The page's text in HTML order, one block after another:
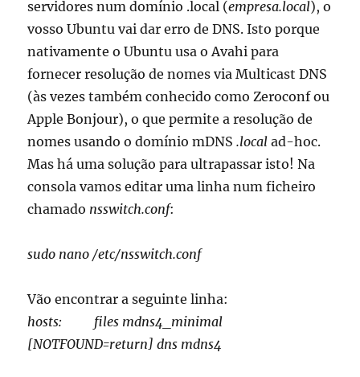
servidores num domínio .local (empresa.local), o
vosso Ubuntu vai dar erro de DNS. Isto porque
nativamente o Ubuntu usa oAvahi para
fornecer resolução de nomesvia Multicast DNS
(às vezes também conhecido como Zeroconf ou
Apple Bonjour), o que permitea resolução de
nomes usando o domínio mDNS .local ad-hoc.
Mas há uma solução para ultrapassar isto! Na
consola vamos editar uma linha num ficheiro
chamado nsswitch.conf:
sudo nano /etc/nsswitch.conf
Vão encontrar a seguinte linha:
hosts: files mdns4_minimal
[NOTFOUND=return] dns mdns4